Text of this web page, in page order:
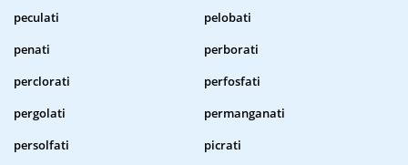
peculati
pelobati
penati
perborati
perclorati
perfosfati
pergolati
permanganati
persolfati
picrati